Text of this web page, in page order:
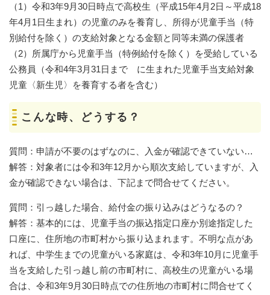
（1）令和3年9月30日時点で高校生（平成15年4月2日～平成18
年4月1日生まれ）の児童のみを養育し、所得が児童手当（特
別給付を除く）の支給対象となる金額と同等未満の保護者
（2）所属庁から児童手当（特例給付を除く）を受給している
公務員（令和4年3月31日まで に生まれた児童手当支給対象
児童〈新生児〉を養育する者を含む）
こんな時、どうする？
質問：申請が不要のはずなのに、入金が確認できていない…
解答：対象者には令和3年12月から順次支給していますが、入
金が確認できない場合は、下記まで問合せてください。
質問：引っ越した場合、給付金の振り込みはどうなるの？
解答：基本的には、児童手当の振込指定口座か別途指定した
口座に、住所地の市町村から振り込まれます。不明な点があ
れば、中学生までの児童がいる家庭は、令和3年10月に児童手
当を支給した引っ越し前の市町村に、高校生の児童がいる場
合は、令和3年9月30日時点での住所地の市町村に問合せてく